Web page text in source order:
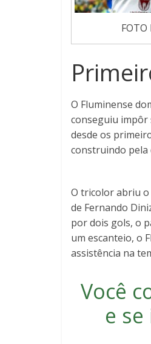
FOTO
O Fluminense
conseguiu impôr
desde os
construindo pela
O tricolor abriu o
de Fernando
por dois gols, o
um escanteio, o
assistência na
Você
e